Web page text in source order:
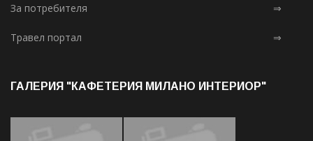
За потребителя ⇒
Травел портал ⇒
ГАЛЕРИЯ "КАФЕТЕРИЯ МИЛАНО ИНТЕРИОР"